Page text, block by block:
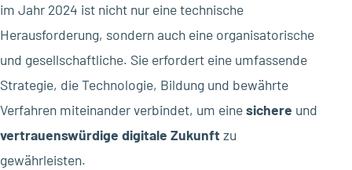
im Jahr 2024 ist nicht nur eine technische
Herausforderung, sondern auch eine organisatorische
und gesellschaftliche. Sie erfordert eine umfassende
Strategie, die Technologie, Bildung und bewährte
Verfahren miteinander verbindet, um einesichere und
vertrauenswürdige digitale Zukunft zu
gewährleisten.